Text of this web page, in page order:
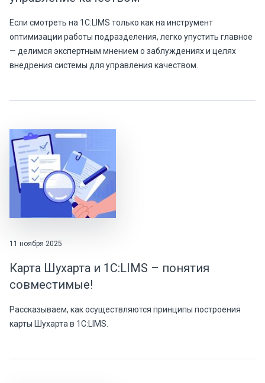
Если смотреть на 1С:LIMS только как на инструмент
оптимизации работы подразделения, легко упустить главное
— делимся экспертным мнением о заблуждениях и целях
внедрения системы для управления качеством.
11 ноября 2025
Карта Шухарта и 1С:LIMS – понятия
совместимые!
Рассказываем, как осуществляются принципы построения
карты Шухарта в 1С:LIMS.